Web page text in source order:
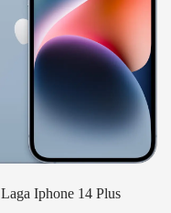
Laga Iphone 14 Plus